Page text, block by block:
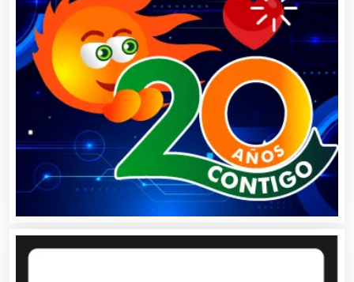
Artículos Publicitarios
Aseguradoras
Asesores Técnicos
Asesoría Fiscal